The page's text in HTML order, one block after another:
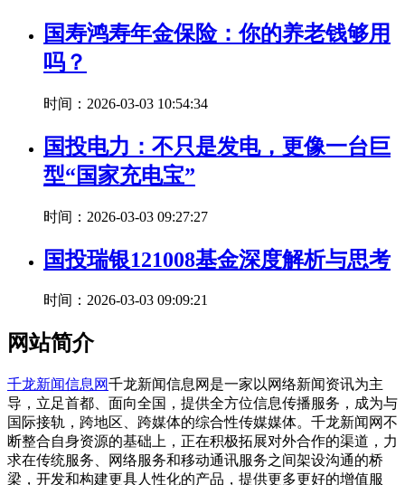
国寿鸿寿年金保险：你的养老钱够用
吗？
时间：2026-03-03 10:54:34
国投电力：不只是发电，更像一台巨
型“国家充电宝”
时间：2026-03-03 09:27:27
国投瑞银121008基金深度解析与思考
时间：2026-03-03 09:09:21
网站简介
千龙新闻信息网千龙新闻信息网是一家以网络新闻资讯为主
导，立足首都、面向全国，提供全方位信息传播服务，成为与
国际接轨，跨地区、跨媒体的综合性传媒媒体。千龙新闻网不
断整合自身资源的基础上，正在积极拓展对外合作的渠道，力
求在传统服务、网络服务和移动通讯服务之间架设沟通的桥
梁，开发和构建更具人性化的产品，提供更多更好的增值服